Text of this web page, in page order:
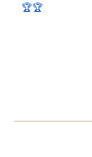
🏆🏆